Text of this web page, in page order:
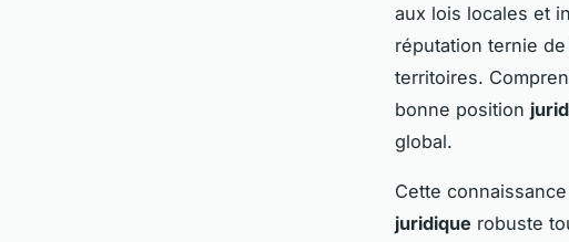
aux lois locales et
réputation ternie de
territoires.
bonne position
global.
Cette
juridique robuste